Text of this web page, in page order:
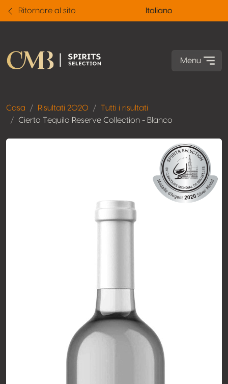
Ritornare al sito Italiano
Menu
Casa Risultati 2020
Tutti i risultati
Cierto Tequila Reserve Collection - Blanco